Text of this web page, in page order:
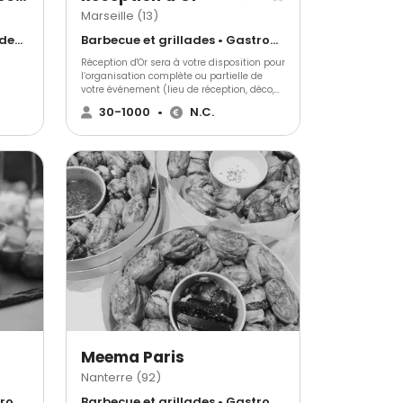
Antillais • Barbecue et grillades • Gastronomique
et
de
vos
du
Marseille (13)
Barbecue et grillades • Gastronomique • Cuisine régionale
Réception d'Or sera à votre disposition pour
l’organisation complète ou partielle de
votre événement (lieu de réception, déco,
logistique, location, animation….).
30-1000 • N.C.
Meema Paris
Nanterre (92)